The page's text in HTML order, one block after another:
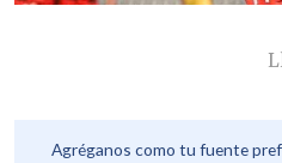
Agréganos como tu fuente